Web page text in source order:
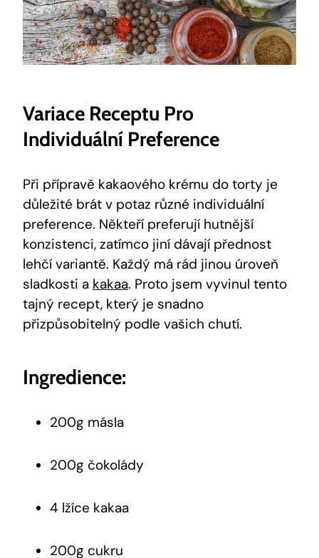
Variace Receptu Pro
Individuální ⁤preference
Při přípravě kakaového krému‍ do torty je‌
důležité brát v potaz⁣ různé individuální⁤
preference. ⁢Někteří preferují hutnější
konzistenci, zatímco jiní dávají⁤ přednost
lehčí variantě. Každý ​má rád jinou⁢ úroveň⁤
sladkosti⁢ a⁣ kakaa. Proto jsem vyvinul tento
‌tajný ‍recept,‌ který ⁣je snadno
přizpůsobitelný⁤ podle vašich chutí.
Ingredience:
200g másla
200g⁤ čokolády
4 lžíce kakaa
200g ⁣cukru